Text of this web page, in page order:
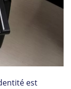
est